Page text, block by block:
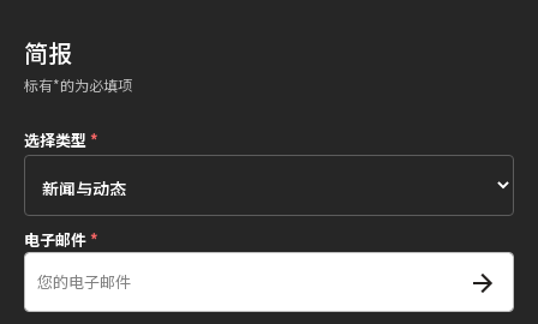
简报
标有*的为必填项
选择类型*
电子邮件*